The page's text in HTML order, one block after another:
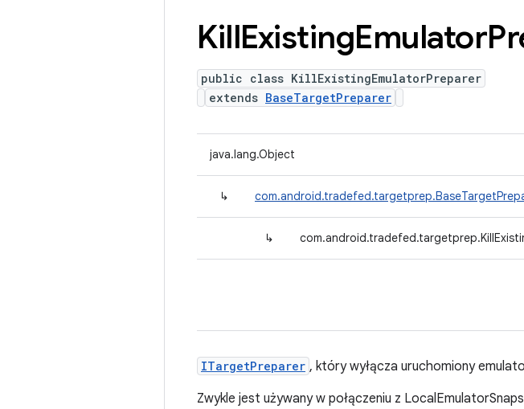
KillExistingEmulator
public class KillExistingEmulatorPreparer
extends BaseTargetPreparer
java.lang.Object
↳
↳
ITargetPreparer , który wyłącza uruchomiony
Zwykle jest używany w połączeniu z